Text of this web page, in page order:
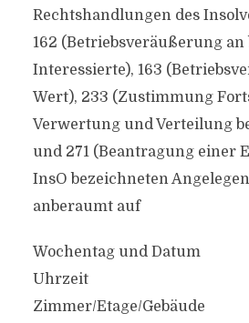
Rechtshandlungen des
162 (Betriebsveräußerung an
Interessierte), 163
Wert), 233 (Zustimmung
Verwertung und Verteilung
und 271 (Beantragung einer
InsO bezeichneten
anberaumt auf
Wochentag und Datum
Uhrzeit
Zimmer/Etage/Gebäude